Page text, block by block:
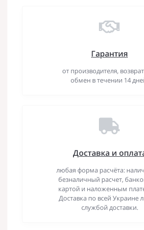
Гарантия
от производителя,
обмен в течении 14
Доставка и
любая форма расчёта:
безналичный расчет,
картой и наложенным
Доставка по всей Украине
службой доставки.